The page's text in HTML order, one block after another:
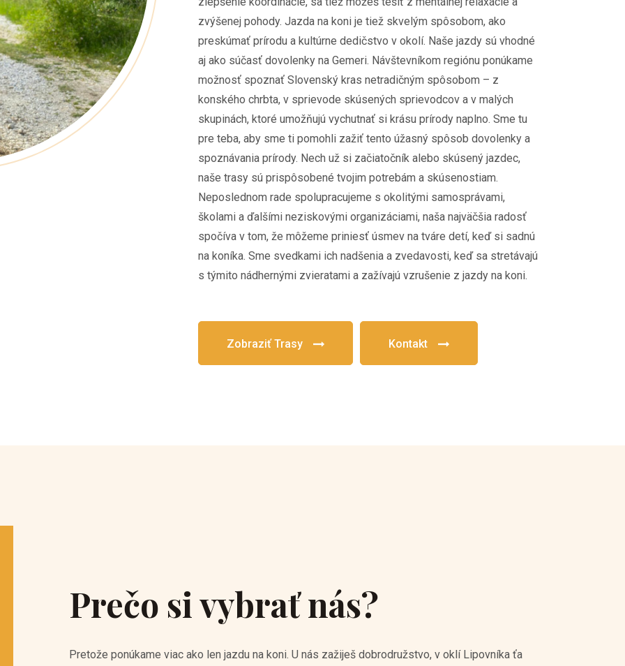
zvýšenej pohody. Jazda na koni je tiež skvelým spôsobom, ako
preskúmať prírodu a kultúrne dedičstvo v okolí. Naše jazdy sú vhodné
aj ako súčasť dovolenky na Gemeri. Návštevníkom regiónu ponúkame
možnosť spoznať Slovenský kras netradičným spôsobom – z
konského chrbta, v sprievode skúsených sprievodcov a v malých
skupinách, ktoré umožňujú vychutnať si krásu prírody naplno. Sme tu
pre teba, aby sme ti pomohli zažiť tento úžasný spôsob dovolenky a
spoznávania prírody. Nech už si začiatočník alebo skúsený jazdec,
naše trasy sú prispôsobené tvojim potrebám a skúsenostiam.
Neposlednom rade spolupracujeme s okolitými samosprávami,
školami a ďalšími neziskovými organizáciami, naša najväčšia radosť
spočíva v tom, že môžeme priniesť úsmev na tváre detí, keď si sadnú
na koníka. Sme svedkami ich nadšenia a zvedavosti, keď sa stretávajú
s týmito nádhernými zvieratami a zažívajú vzrušenie z jazdy na koni.
Zobraziť Trasy Kontakt
Prečo si vybrať nás?
Pretože ponúkame viac ako len jazdu na koni. U nás zažiješ dobrodružstvo, v oklí Lipovníka ťa